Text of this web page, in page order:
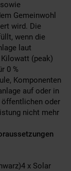
Gemeinwohl
wird. Die
wenn die
laut
(peak)
0 %
Komponenten
auf oder in
öffentlichen oder
nicht mehr
x Solar